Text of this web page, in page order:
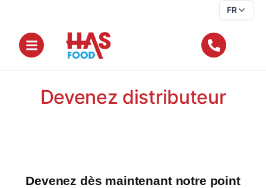
FR
Devenez distributeur
Devenez dès maintenant notre point